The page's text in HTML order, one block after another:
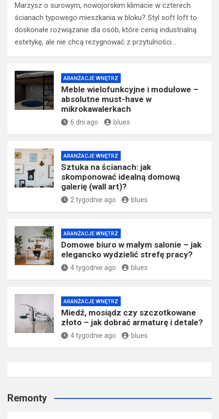
Marzysz o surowym, nowojorskim klimacie w czterech
ścianach typowego mieszkania w bloku? Styl soft loft to
doskonałe rozwiązanie dla osób, które cenią industrialną
estetykę, ale nie chcą rezygnować z przytulności…
ARANŻACJE WNĘTRZ
Meble wielofunkcyjne i modułowe –
absolutne must-have w
mikrokawalerkach
6 dni ago blues
ARANŻACJE WNĘTRZ
Sztuka na ścianach: jak
skomponować idealną domową
galerię (wall art)?
2 tygodnie ago blues
ARANŻACJE WNĘTRZ
Domowe biuro w małym salonie – jak
elegancko wydzielić strefę pracy?
4 tygodnie ago blues
ARANŻACJE WNĘTRZ
Miedź, mosiądz czy szczotkowane
złoto – jak dobrać armaturę i detale?
4 tygodnie ago blues
Remonty